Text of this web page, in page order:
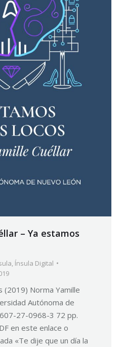
– Ya estamos
, Ínsula Digital
Norma Yamille
Autónoma de
27-0968-3 72 pp.
en este enlace o
«Te dije que un día la